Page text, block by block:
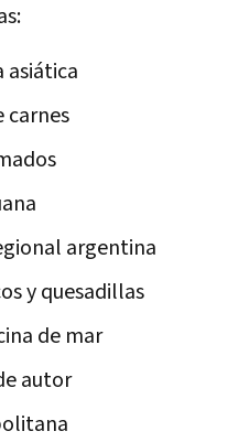
asiática
carnes
argentina
y quesadillas
de mar
autor